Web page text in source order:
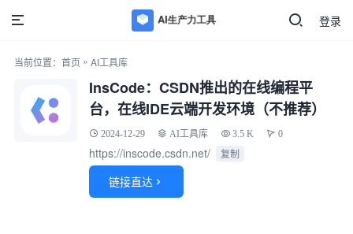
登录
当前位置： 首页 » AI工具库
InsCode：CSDN推出的在线编程平
台，在线IDE云端开发环境（不推荐）
2024-12-29 AI工具库 3.5 K 0
https://inscode.csdn.net/ 复制
链接直达 